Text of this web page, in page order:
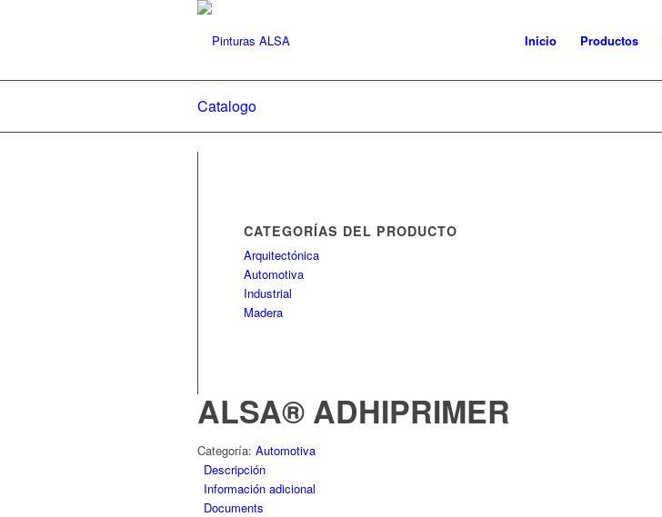
Inicio Productos
Catalogo
CATEGORÍAS DEL PRODUCTO
Arquitectónica
Automotiva
Industrial
Madera
ALSA® ADHIPRIMER
Categoría: Automotiva
Descripción
Información adicional
Documents